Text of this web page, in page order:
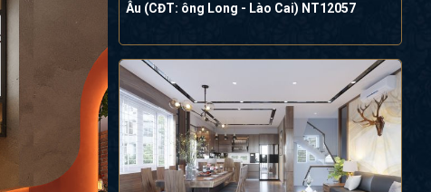
Âu (CĐT: ông Long - Lào Cai) NT12057